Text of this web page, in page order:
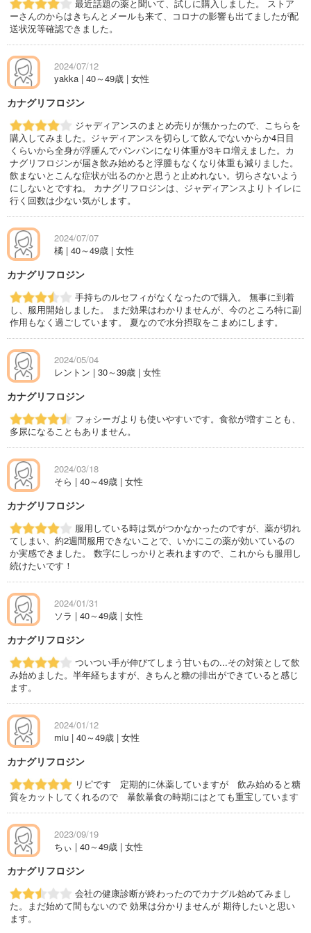
最近話題の薬と聞いて、試しに購入しました。 ストア
ーさんのからはきちんとメールも来て、コロナの影響も出てましたが配
送状況等確認できました。
2024/07/12
yakka | 40～49歳 | 女性
カナグリフロジン
ジャディアンスのまとめ売りが無かったので、こちらを
購入してみました。ジャディアンスを切らして飲んでないからか4日目
くらいから全身が浮腫んでパンパンになり体重が3キロ増えました。カ
ナグリフロジンが届き飲み始めると浮腫もなくなり体重も減りました。
飲まないとこんな症状が出るのかと思うと止めれない。切らさないよう
にしないとですね。 カナグリフロジンは、ジャディアンスよりトイレに
行く回数は少ない気がします。
2024/07/07
橘 | 40～49歳 | 女性
カナグリフロジン
手持ちのルセフィがなくなったので購入。 無事に到着
し、服用開始しました。 まだ効果はわかりませんが、今のところ特に副
作用もなく過ごしています。 夏なので水分摂取をこまめにします。
2024/05/04
レントン | 30～39歳 | 女性
カナグリフロジン
フォシーガよりも使いやすいです。食欲が増すことも、
多尿になることもありません。
2024/03/18
そら | 40～49歳 | 女性
カナグリフロジン
服用している時は気がつかなかったのですが、薬が切れ
てしまい、約2週間服用できないことで、いかにこの薬が効いているの
か実感できました。 数字にしっかりと表れますので、これからも服用し
続けたいです！
2024/01/31
ソラ | 40～49歳 | 女性
カナグリフロジン
ついつい手が伸びてしまう甘いもの...その対策として飲
み始めました。半年経ちますが、きちんと糖の排出ができていると感じ
ます。
2024/01/12
miu | 40～49歳 | 女性
カナグリフロジン
リピです 定期的に休薬していますが 飲み始めると糖
質をカットしてくれるので 暴飲暴食の時期にはとても重宝しています
2023/09/19
ちぃ | 40～49歳 | 女性
カナグリフロジン
会社の健康診断が終わったのでカナグル始めてみまし
た。まだ始めて間もないので 効果は分かりませんが 期待したいと思い
ます。